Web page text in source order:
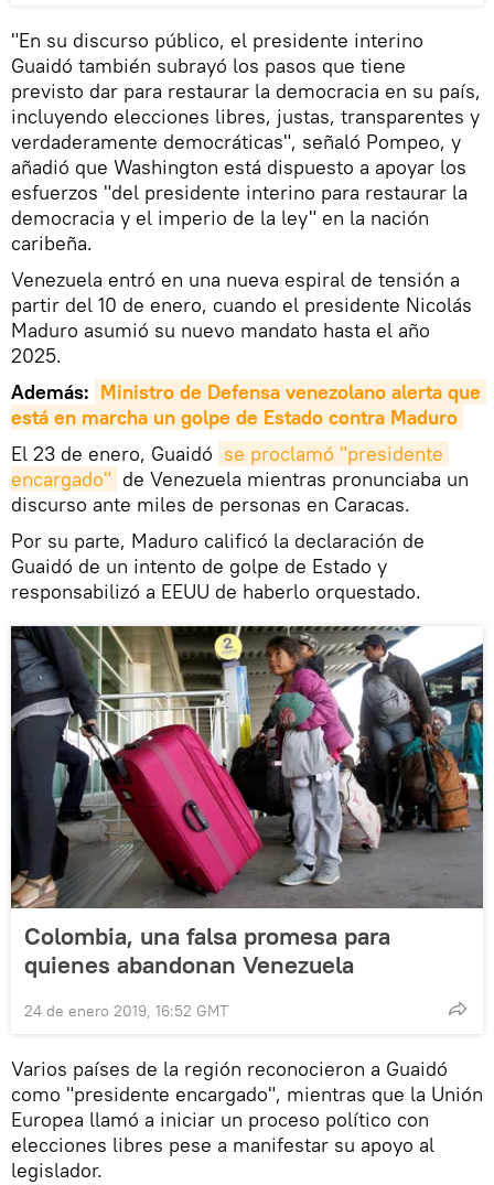
"En su discurso público, el presidente interino
Guaidó también subrayó los pasos que tiene
previsto dar para restaurar la democracia en su país,
incluyendo elecciones libres, justas, transparentes y
verdaderamente democráticas", señaló Pompeo, y
añadió que Washington está dispuesto a apoyar los
esfuerzos "del presidente interino para restaurar la
democracia y el imperio de la ley" en la nación
caribeña.
Venezuela entró en una nueva espiral de tensión a
partir del 10 de enero, cuando el presidente Nicolás
Maduro asumió su nuevo mandato hasta el año
2025.
Además: Ministro de Defensa venezolano alerta que
está en marcha un golpe de Estado contra Maduro
El 23 de enero, Guaidó se proclamó "presidente
encargado" de Venezuela mientras pronunciaba un
discurso ante miles de personas en Caracas.
Por su parte, Maduro calificó la declaración de
Guaidó de un intento de golpe de Estado y
responsabilizó a EEUU de haberlo orquestado.
Colombia, una falsa promesa para
quienes abandonan Venezuela
24 de enero 2019, 16:52 GMT
Varios países de la región reconocieron a Guaidó
como "presidente encargado", mientras que la Unión
Europea llamó a iniciar un proceso político con
elecciones libres pese a manifestar su apoyo al
legislador.